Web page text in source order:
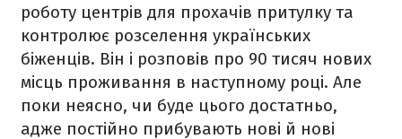
роботу центрів для прохачів притулку та
контролює розселення українських
біженців. Він і розповів про 90 тисяч нових
місць проживання в наступному році. Але
поки неясно, чи буде цього достатньо,
адже постійно прибувають нові й нові